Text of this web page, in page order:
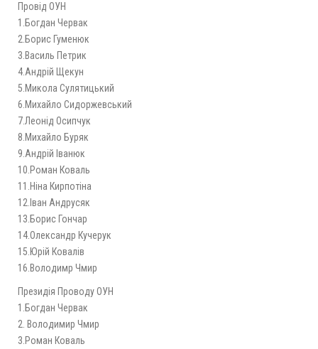
Провід ОУН
1.Богдан Червак
2.Борис Гуменюк
3.Василь Петрик
4.Андрій Щекун
5.Микола Сулятицький
6.Михайло Сидоржевський
7.Леонід Осипчук
8.Михайло Буряк
9.Андрій Іванюк
10.Роман Коваль
11.Ніна Кирпотіна
12.Іван Андрусяк
13.Борис Гончар
14.Олександр Кучерук
15.Юрій Ковалів
16.Володимр Чмир
Президія Проводу ОУН
1.Богдан Червак
2. Володимир Чмир
3.Роман Коваль